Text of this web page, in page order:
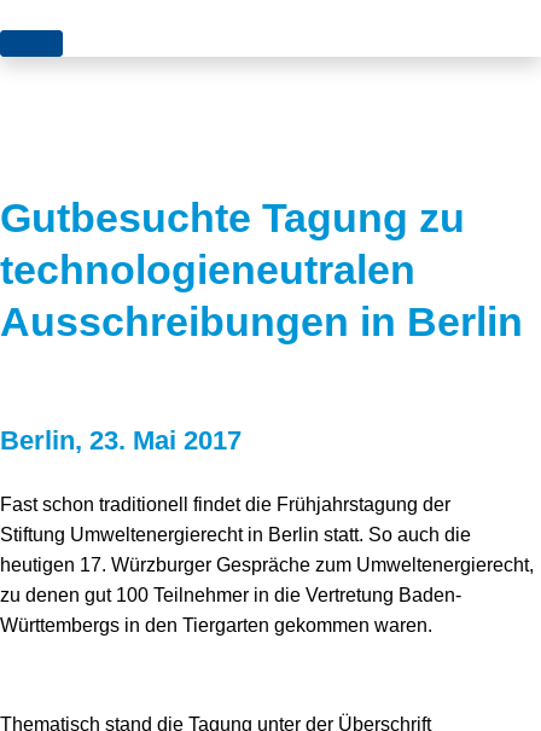
Themen
Flächen
Genehmigungen
Grundsatzfragen
Netze
Sektorenkopplung
Speicher
Stromerzeugung
Wasserstoff
News
Blog
Karriere
Stiftungsporträt
Team
Forschungsnetzwerk
Bibliothek
Infomaterial
Gutbesuchte Tagung zu
technologieneutralen
Ausschreibungen in Berlin
Berlin, 23. Mai 2017
Fast schon traditionell findet die Frühjahrstagung der
Stiftung Umweltenergierecht in Berlin statt. So auch die
heutigen 17. Würzburger Gespräche zum Umweltenergierecht,
zu denen gut 100 Teilnehmer in die Vertretung Baden-
Württembergs in den Tiergarten gekommen waren.
Thematisch stand die Tagung unter der Überschrift